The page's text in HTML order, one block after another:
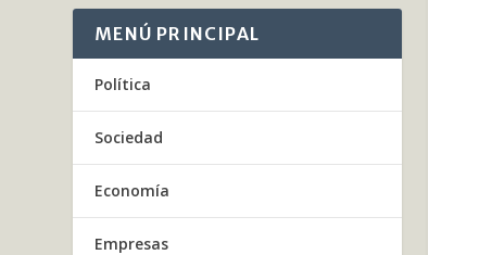
MENÚ PRINCIPAL
Política
Sociedad
Economía
Empresas